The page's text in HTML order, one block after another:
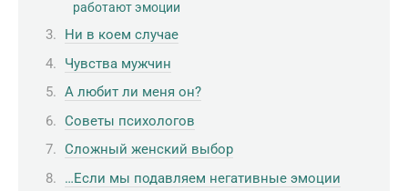
работают эмоции
Ни в коем случае
Чувства мужчин
А любит ли меня он?
Советы психологов
Сложный женский выбор
…Если мы подавляем негативные эмоции